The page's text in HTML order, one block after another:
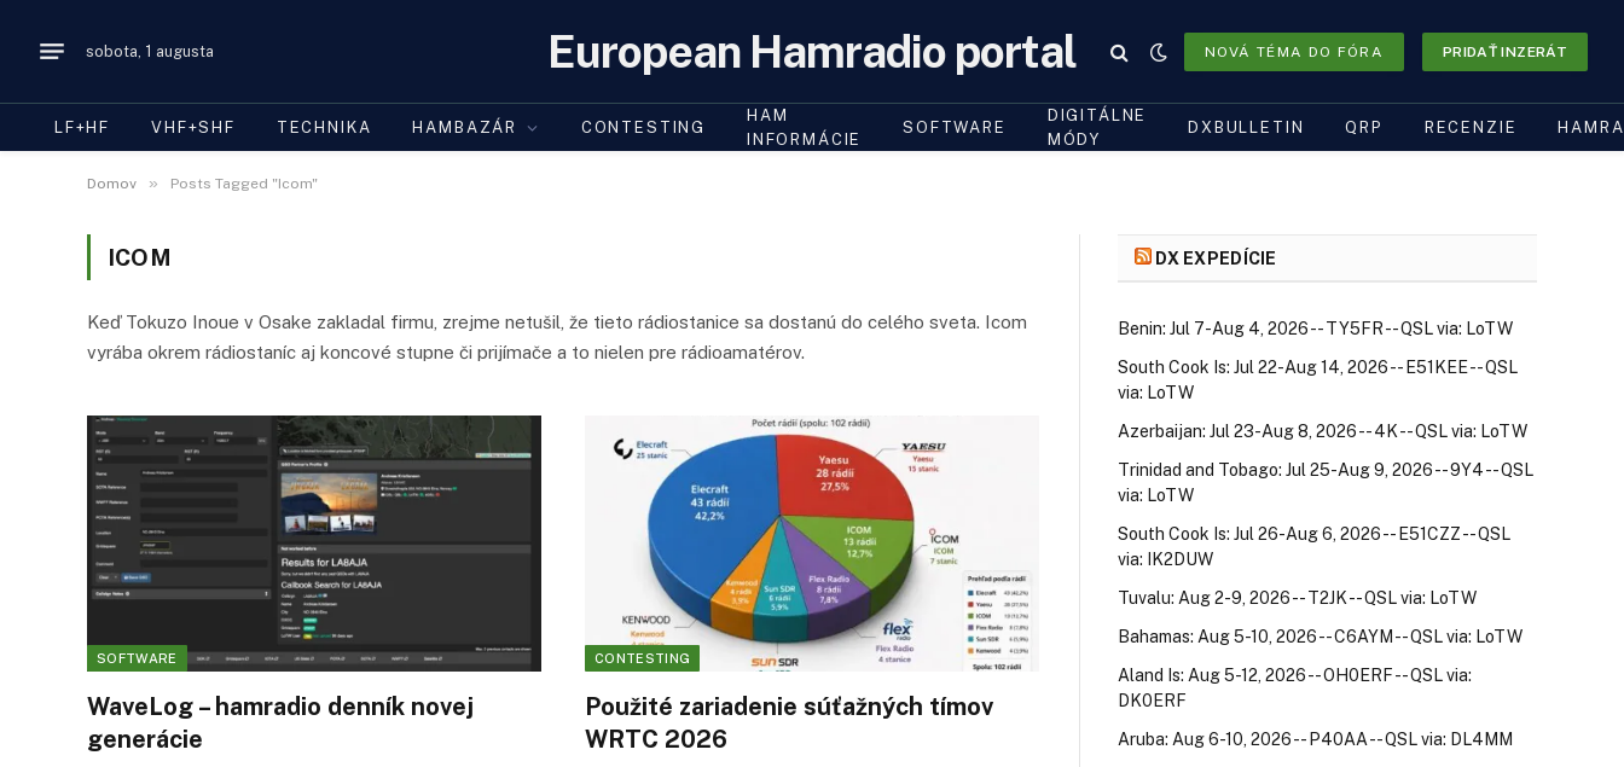
sobota, 1 augusta European Hamradio portal NOVÁ TÉMA DO FÓRA PRIDAŤ INZERÁT
LF+HF VHF+SHF TECHNIKA HAMBAZÁR CONTESTING
HAM
INFORMÁCIE
SOFTWARE
DIGITÁLNE
MÓDY
DXBULLETIN QRP RECENZIE
Domov » Posts Tagged "Icom"
ICOM
Keď Tokuzo Inoue v Osake zakladal firmu, zrejme netušil, že tieto rádiostanice sa dostanú do celého sveta. Icom
vyrába okrem rádiostaníc aj koncové stupne či prijímače a to nielen pre rádioamatérov.
SOFTWARE
WaveLog – hamradio denník novej
generácie
CONTESTING
Použité zariadenie súťažných tímov
WRTC 2026
DX EXPEDÍCIE
Benin: Jul 7-Aug 4, 2026 -- TY5FR -- QSL via: LoTW
South Cook Is: Jul 22-Aug 14, 2026 -- E51KEE -- QSL
via: LoTW
Azerbaijan: Jul 23-Aug 8, 2026 -- 4K -- QSL via: LoTW
Trinidad and Tobago: Jul 25-Aug 9, 2026 -- 9Y4 -- QSL
via: LoTW
South Cook Is: Jul 26-Aug 6, 2026 -- E51CZZ -- QSL
via: IK2DUW
Tuvalu: Aug 2-9, 2026 -- T2JK -- QSL via: LoTW
Bahamas: Aug 5-10, 2026 -- C6AYM -- QSL via: LoTW
Aland Is: Aug 5-12, 2026 -- OH0ERF -- QSL via:
DK0ERF
Aruba: Aug 6-10, 2026 -- P40AA -- QSL via: DL4MM